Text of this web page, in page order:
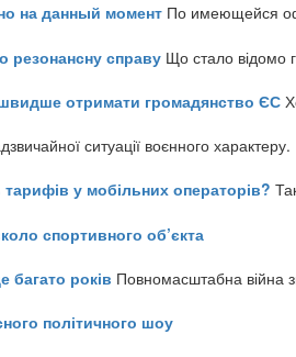
на данный момент По имеющейся
резонансну справу Що стало відомо
отримати громадянство ЄС
ситуації воєнного характеру.
у мобільних операторів?
спортивного об’єкта
багато років Повномасштабна війна
політичного шоу